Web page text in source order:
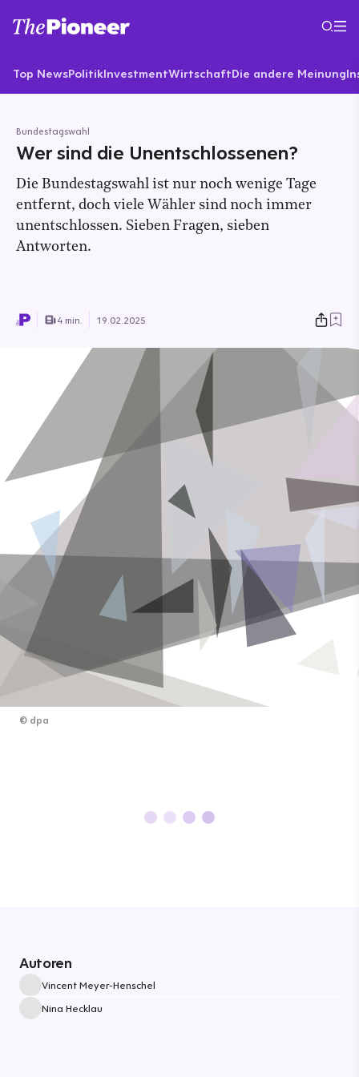
Top NewsPolitikInvestmentWirtschaftDie andere Meinung
Bundestagswahl
Wer sind die Unentschlossenen?
Die Bundestagswahl ist nur noch wenige Tage
entfernt, doch viele Wähler sind noch immer
unentschlossen. Sieben Fragen, sieben
Antworten.
4 min. 19.02.2025
© dpa
Autoren
Vincent Meyer-Henschel
Nina Hecklau